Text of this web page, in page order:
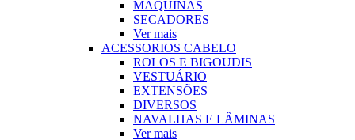
MAQUINAS
SECADORES
Ver mais
ACESSORIOS CABELO
ROLOS E BIGOUDIS
VESTUÁRIO
EXTENSÕES
DIVERSOS
NAVALHAS E LÂMINAS
Ver mais